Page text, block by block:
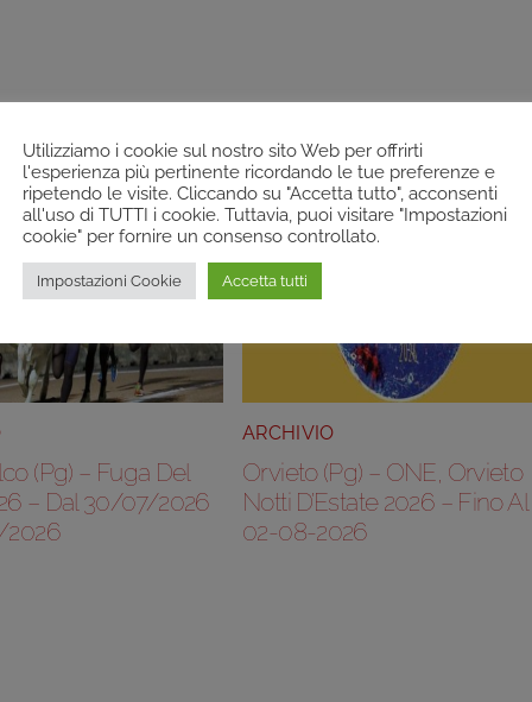
(Pg) – Fuga Del
– Dal 30/07/2026
2026
ARCHIVIO
Orvieto (Pg) – ONE, Orvieto
Notti D’Estate 2026 – Fino Al
02-08-2026
Utilizziamo i cookie sul nostro sito Web per offrirti
l'esperienza più pertinente ricordando le tue preferenze e
ripetendo le visite. Cliccando su "Accetta tutto", acconsenti
all'uso di TUTTI i cookie. Tuttavia, puoi visitare "Impostazioni
cookie" per fornire un consenso controllato.
Impostazioni Cookie Accetta tutti